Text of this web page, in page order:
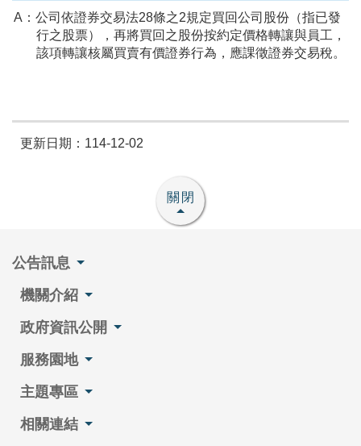
A：公司依證券交易法28條之2規定買回公司股份（指已發
行之股票），再將買回之股份按約定價格轉讓與員工，
該項轉讓核屬買賣有價證券行為，應課徵證券交易稅。
更新日期：114-12-02
關閉
公告訊息
機關介紹
政府資訊公開
服務園地
主題專區
相關連結